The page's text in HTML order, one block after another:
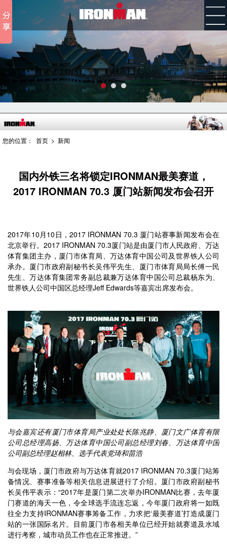
您的位置： 首页 > 新闻
国内外铁三名将锁定IRONMAN最美赛道，
2017 IRONMAN 70.3 厦门站新闻发布会召开
2017年10月10日，2017 IRONMAN 70.3 厦门站赛事新闻发布会在
北京举行。2017 IRONMAN 70.3厦门站是由厦门市人民政府、万达
体育集团主办，厦门市体育局、万达体育中国公司及世界铁人公司
承办。厦门市政府副秘书长吴伟平先生、厦门市体育局局长傅一民
先生、万达体育集团常务副总裁兼万达体育中国公司总裁杨东为、
世界铁人公司中国区总经理Jeff Edwards等嘉宾出席发布会。
与会嘉宾还有厦门市体育局产业处处长陈兆静、厦门文广体育有限
公司总经理高扬、万达体育中国公司副总经理刘春、万达体育中国
公司副总经理赵相林、选手代表党琦和苗浩
与会现场，厦门市政府与万达体育就2017 IRONMAN 70.3厦门站筹
备情况、赛事准备等相关信息进展进行了介绍。厦门市政府副秘书
长吴伟平表示：“2017年是厦门第二次举办IRONMAN比赛，去年厦
门赛道的海天一色，令全球选手流连忘返，今年厦门政府将一如既
往全力支持IRONMAN赛事筹备工作，力求把‘最美赛道’打造成厦门
站的一张国际名片。目前厦门市各相关单位已经开始就赛道及水域
进行考察，城市动员工作也在正常推进。”